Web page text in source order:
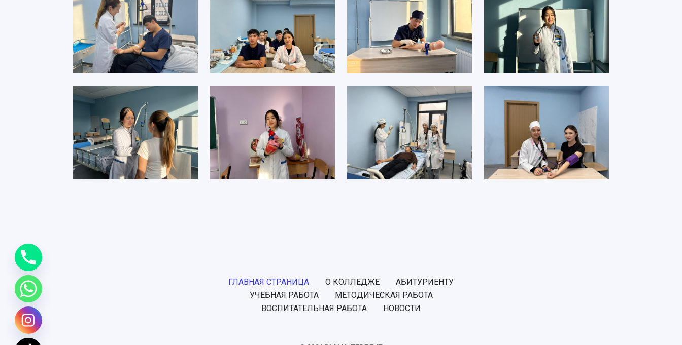
ГЛАВНАЯ СТРАНИЦА О КОЛЛЕДЖЕ
АБИТУРИЕНТУ
УЧЕБНАЯ РАБОТА
МЕТОДИЧЕСКАЯ РАБОТА
ВОСПИТАТЕЛЬНАЯ РАБОТА
НОВОСТИ